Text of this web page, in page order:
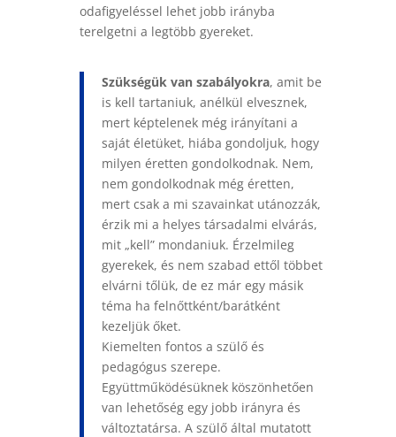
odafigyeléssel lehet jobb irányba
terelgetni a legtöbb gyereket.
Szükségük van szabályokra, amit be
is kell tartaniuk, anélkül elvesznek,
mert képtelenek még irányítani a
saját életüket, hiába gondoljuk, hogy
milyen éretten gondolkodnak. Nem,
nem gondolkodnak még éretten,
mert csak a mi szavainkat utánozzák,
érzik mi a helyes társadalmi elvárás,
mit „kell” mondaniuk. Érzelmileg
gyerekek, és nem szabad ettől többet
elvárni tőlük, de ez már egy másik
téma ha felnőttként/barátként
kezeljük őket.
Kiemelten fontos a szülő és
pedagógus szerepe.
Együttműködésüknek köszönhetően
van lehetőség egy jobb irányra és
változtatársa. A szülő által mutatott